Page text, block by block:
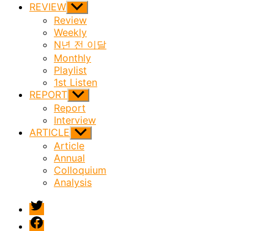
REVIEW Show
sub
menu
Review
Weekly
N년 전 이달
Monthly
Playlist
1st Listen
REPORT Show
sub
menu
Report
Interview
ARTICLE Show
sub
menu
Article
Annual
Colloquium
Analysis
twitter
facebook